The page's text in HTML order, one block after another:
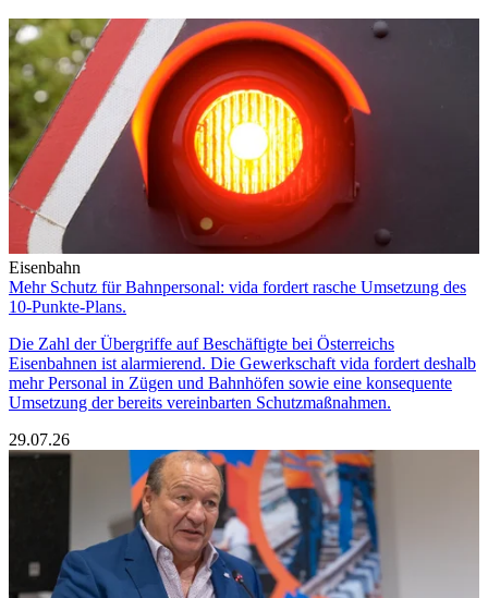
Eisenbahn
Mehr Schutz für Bahnpersonal: vida fordert rasche Umsetzung des
10-Punkte-Plans.
Die Zahl der Übergriffe auf Beschäftigte bei Österreichs
Eisenbahnen ist alarmierend. Die Gewerkschaft vida fordert deshalb
mehr Personal in Zügen und Bahnhöfen sowie eine konsequente
Umsetzung der bereits vereinbarten Schutzmaßnahmen.
29.07.26